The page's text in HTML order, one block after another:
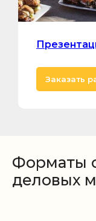
Заказать
Форматы
деловых